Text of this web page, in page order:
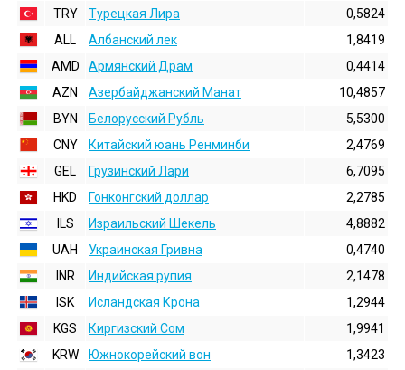
TRY
Турецкая Лира
0,5824
ALL
Албанский лек
1,8419
AMD
Армянский Драм
0,4414
AZN
Азербайджанский Манат
10,4857
BYN
Белорусский Рубль
5,5300
CNY
Китайский юань Ренминби
2,4769
GEL
Грузинский Лари
6,7095
HKD
Гонконгский доллаp
2,2785
ILS
Израильский Шекель
4,8882
UAH
Украинская Гривна
0,4740
INR
Индийская pупия
2,1478
ISK
Исландская Крона
1,2944
KGS
Киргизский Сом
1,9941
KRW
Южнокорейский вон
1,3423